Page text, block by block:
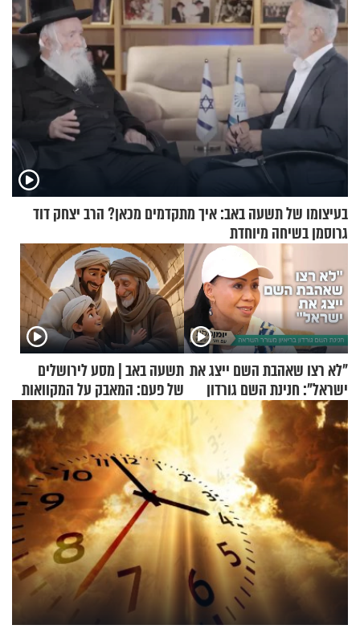
בעיצומו של תשעה באב: איך מתקדמים מכאן? הרב יצחק דוד
גרוסמן בשיחה מיוחדת
"לא רצו שאהבת השם ייצג את
ישראל": חנינת השם גורדון
בריאיון מעורר השראה
תשעה באב | מסע לירושלים
של פעם: המאבק על המקוואות